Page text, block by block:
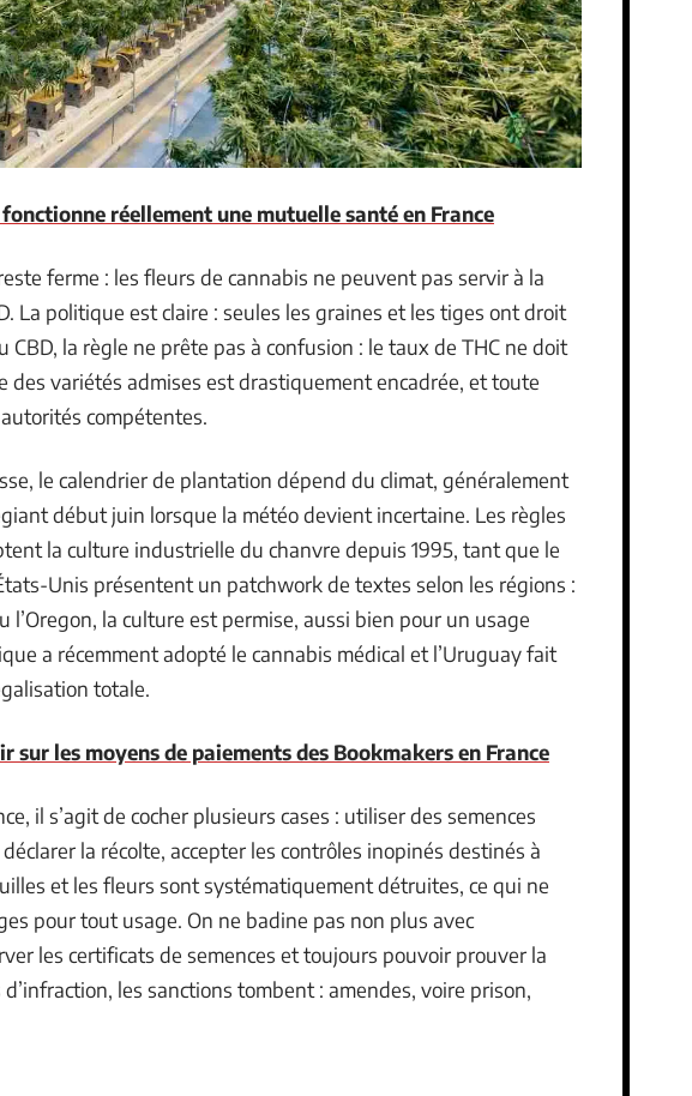
réellement une mutuelle santé en France
ferme : les fleurs de cannabis ne peuvent pas servir à la
La politique est claire : seules les graines et les tiges ont droit
CBD, la règle ne prête pas à confusion : le taux de THC ne doit
des variétés admises est drastiquement encadrée, et toute
compétentes.
le calendrier de plantation dépend du climat, généralement
début juin lorsque la météo devient incertaine. Les règles
la culture industrielle du chanvre depuis 1995, tant que le
Unis présentent un patchwork de textes selon les régions :
l’Oregon, la culture est permise, aussi bien pour un usage
a récemment adopté le cannabis médical et l’Uruguay fait
totale.
sur les moyens de paiements des Bookmakers en France
il s’agit de cocher plusieurs cases : utiliser des semences
la récolte, accepter les contrôles inopinés destinés à
et les fleurs sont systématiquement détruites, ce qui ne
pour tout usage. On ne badine pas non plus avec
les certificats de semences et toujours pouvoir prouver la
les sanctions tombent : amendes, voire prison,